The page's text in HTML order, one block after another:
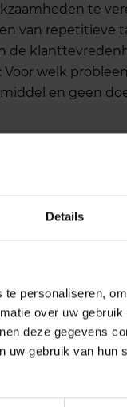
Details
personaliseren,
over uw
deze gegevens
uw gebruik van
te
van repetitieve
de
welk
en geen
er zijn en kies de
je dit juist af.
uit. Bedenk
talenten, Ai is een